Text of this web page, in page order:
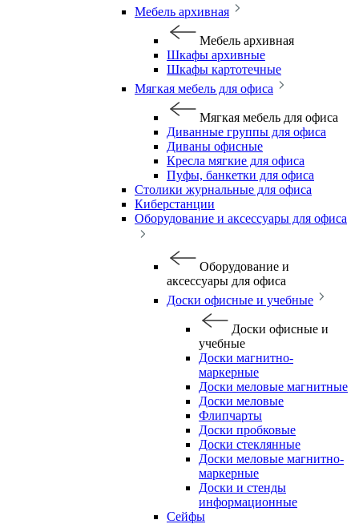
Мебель архивная
Мебель архивная
Шкафы архивные
Шкафы картотечные
Мягкая мебель для офиса
Мягкая мебель для офиса
Диванные группы для офиса
Диваны офисные
Кресла мягкие для офиса
Пуфы, банкетки для офиса
Столики журнальные для офиса
Киберстанции
Оборудование и аксессуары для офиса
Оборудование и
аксессуары для офиса
Доски офисные и учебные
Доски офисные и
учебные
Доски магнитно-
маркерные
Доски меловые магнитные
Доски меловые
Флипчарты
Доски пробковые
Доски стеклянные
Доски меловые магнитно-
маркерные
Доски и стенды
информационные
Сейфы